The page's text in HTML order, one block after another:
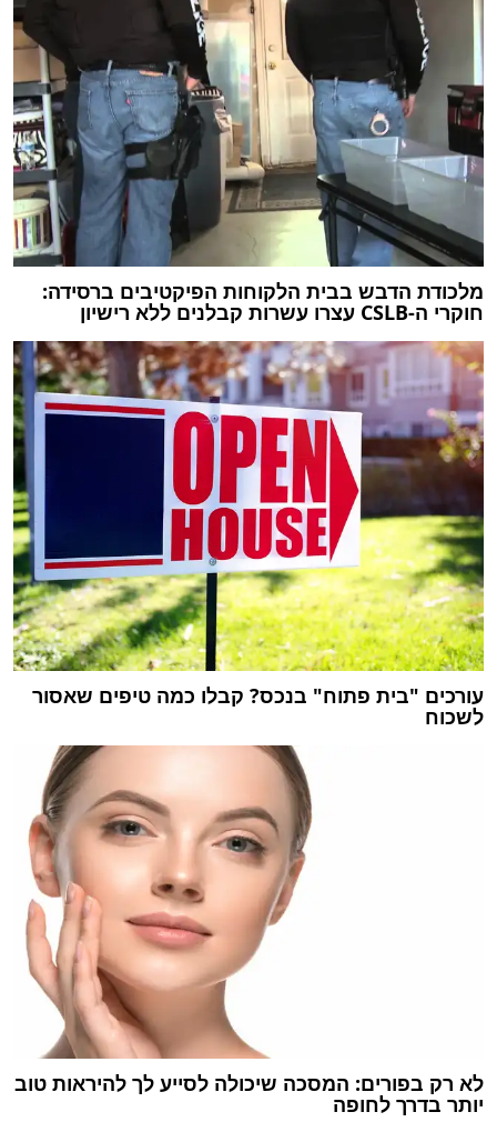
מלכודת הדבש בבית הלקוחות הפיקטיבים ברסידה:
חוקרי ה-CSLB עצרו עשרות קבלנים ללא רישיון
עורכים "בית פתוח" בנכס? קבלו כמה טיפים שאסור
לשכוח
לא רק בפורים: המסכה שיכולה לסייע לך להיראות טוב
יותר בדרך לחופה